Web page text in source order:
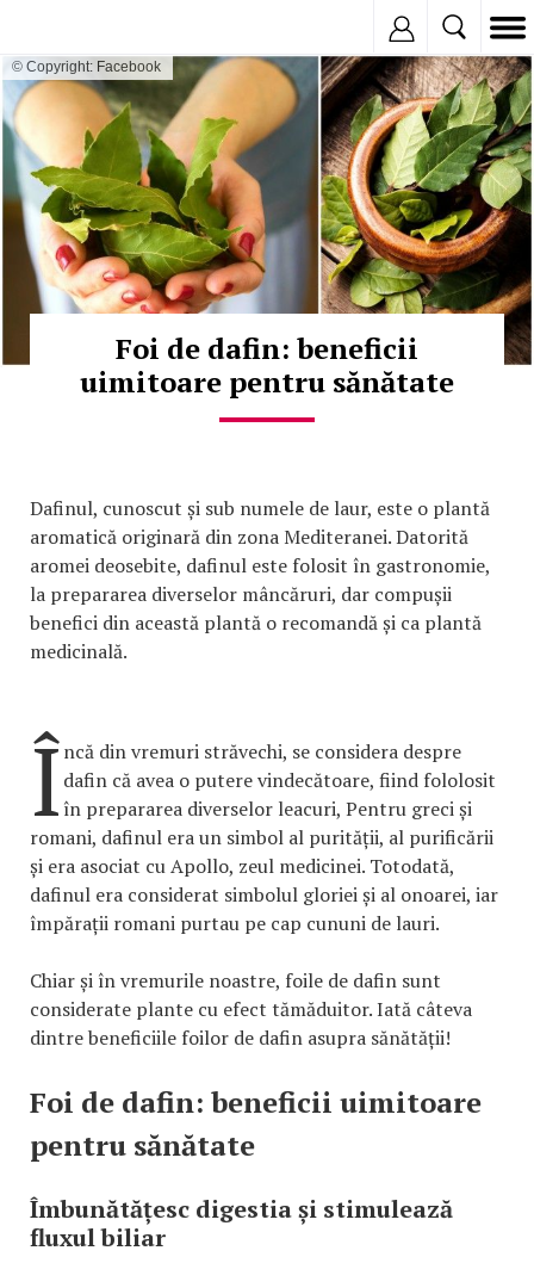
© Copyright: Facebook
Foi de dafin: beneficii
uimitoare pentru sănătate
Dafinul, cunoscut și sub numele de laur, este o plantă
aromatică originară din zona Mediteranei. Datorită
aromei deosebite, dafinul este folosit în gastronomie,
la prepararea diverselor mâncăruri, dar compușii
benefici din această plantă o recomandă și ca plantă
medicinală.
Încă din vremuri străvechi, se considera despre
dafin că avea o putere vindecătoare, fiind fololosit
în prepararea diverselor leacuri, Pentru greci și
romani, dafinul era un simbol al purității, al purificării
și era asociat cu Apollo, zeul medicinei. Totodată,
dafinul era considerat simbolul gloriei și al onoarei, iar
împărații romani purtau pe cap cununi de lauri.
Chiar și în vremurile noastre, foile de dafin sunt
considerate plante cu efect tămăduitor. Iată câteva
dintre beneficiile foilor de dafin asupra sănătății!
Foi de dafin: beneficii uimitoare
pentru sănătate
Îmbunătățesc digestia și stimulează
fluxul biliar